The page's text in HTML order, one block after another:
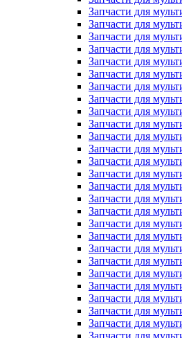
Запчасти для
Запчасти для
Запчасти для
Запчасти для
Запчасти для
Запчасти для
Запчасти для
Запчасти для
Запчасти для
Запчасти для
Запчасти для
Запчасти для
Запчасти для
Запчасти для
Запчасти для
Запчасти для
Запчасти для
Запчасти для
Запчасти для
Запчасти для
Запчасти для
Запчасти для
Запчасти для
Запчасти для
Запчасти для
Запчасти для
Запчасти для